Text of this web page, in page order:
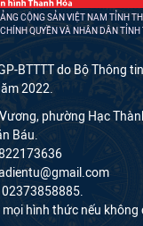
CỘNG SẢN VIỆT NAM TỈNH
QUYỀN VÀ NHÂN DÂN
BTTTT do Bộ Thông
2022.
phường Hạc
Báu.
02373858885.
hình thức nếu